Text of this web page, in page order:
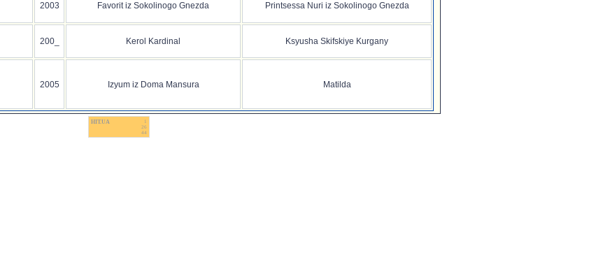
2003 Favorit iz Sokolinogo Gnezda Printsessa Nuri iz Sokolinogo Gnezda
200_ Kerol Kardinal Ksyusha Skifskiye Kurgany
2005 Izyum iz Doma Mansura Matilda
HIT.UA
1
26
44